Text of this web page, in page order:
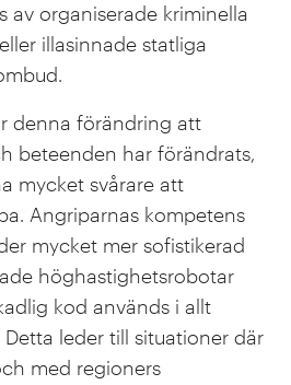
av organiserade kriminella
illasinnade statliga
denna förändring att
beteenden har förändrats,
mycket svårare att
Angriparnas kompetens
mycket mer sofistikerad
höghastighetsrobotar
kod används i allt
leder till situationer där
med regioners